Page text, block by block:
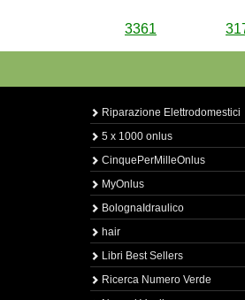
3361
Riparazione Elettrodomestici
5 x 1000 onlus
CinquePerMilleOnlus
MyOnlus
BolognaIdraulico
hair
Libri Best Sellers
Ricerca Numero Verde